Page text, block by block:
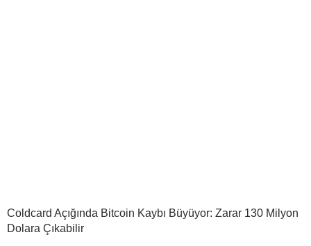
Coldcard Açığında Bitcoin Kaybı Büyüyor: Zarar 130 Milyon
Dolara Çıkabilir